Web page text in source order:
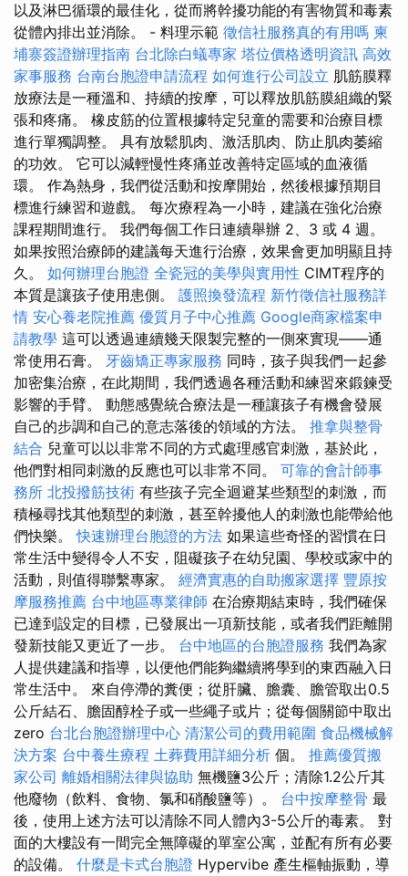
以及淋巴循環的最佳化，從而將幹擾功能的有害物質和毒素
從體內排出並消除。 - 料理示範 徵信社服務真的有用嗎 柬
埔寨簽證辦理指南 台北除白蟻專家 塔位價格透明資訊 高效
家事服務 台南台胞證申請流程 如何進行公司設立 肌筋膜釋
放療法是一種溫和、持續的按摩，可以釋放肌筋膜組織的緊
張和疼痛。 橡皮筋的位置根據特定兒童的需要和治療目標
進行單獨調整。 具有放鬆肌肉、激活肌肉、防止肌肉萎縮
的功效。 它可以減輕慢性疼痛並改善特定區域的血液循
環。 作為熱身，我們從活動和按摩開始，然後根據預期目
標進行練習和遊戲。 每次療程為一小時，建議在強化治療
課程期間進行。 我們每個工作日連續舉辦 2、3 或 4 週。
如果按照治療師的建議每天進行治療，效果會更加明顯且持
久。 如何辦理台胞證 全瓷冠的美學與實用性 CIMT程序的
本質是讓孩子使用患側。 護照換發流程 新竹徵信社服務詳
情 安心養老院推薦 優質月子中心推薦 Google商家檔案申
請教學 這可以透過連續幾天限製完整的一側來實現——通
常使用石膏。 牙齒矯正專家服務 同時，孩子與我們一起參
加密集治療，在此期間，我們透過各種活動和練習來鍛鍊受
影響的手臂。 動態感覺統合療法是一種讓孩子有機會發展
自己的步調和自己的意志落後的領域的方法。 推拿與整骨
結合 兒童可以以非常不同的方式處理感官刺激，基於此，
他們對相同刺激的反應也可以非常不同。 可靠的會計師事
務所 北投撥筋技術 有些孩子完全迴避某些類型的刺激，而
積極尋找其他類型的刺激，甚至幹擾他人的刺激也能帶給他
們快樂。快速辦理台胞證的方法 如果這些奇怪的習慣在日
常生活中變得令人不安，阻礙孩子在幼兒園、學校或家中的
活動，則值得聯繫專家。 經濟實惠的自助搬家選擇 豐原按
摩服務推薦 台中地區專業律師 在治療期結束時，我們確保
已達到設定的目標，已發展出一項新技能，或者我們距離開
發新技能又更近了一步。 台中地區的台胞證服務 我們為家
人提供建議和指導，以便他們能夠繼續將學到的東西融入日
常生活中。 來自停滯的糞便；從肝臟、膽囊、膽管取出0.5
公斤結石、膽固醇栓子或一些繩子或片；從每個關節中取出
zero 台北台胞證辦理中心 清潔公司的費用範圍 食品機械解
決方案 台中養生療程 土葬費用詳細分析 個。 推薦優質搬
家公司 離婚相關法律與協助 無機鹽3公斤；清除1.2公斤其
他廢物（飲料、食物、氯和硝酸鹽等）。 台中按摩整骨 最
後，使用上述方法可以清除不同人體內3-5公斤的毒素。 對
面的大樓設有一間完全無障礙的單室公寓，並配有所有必要
的設備。 什麼是卡式台胞證 Hypervibe 產生樞軸振動，導